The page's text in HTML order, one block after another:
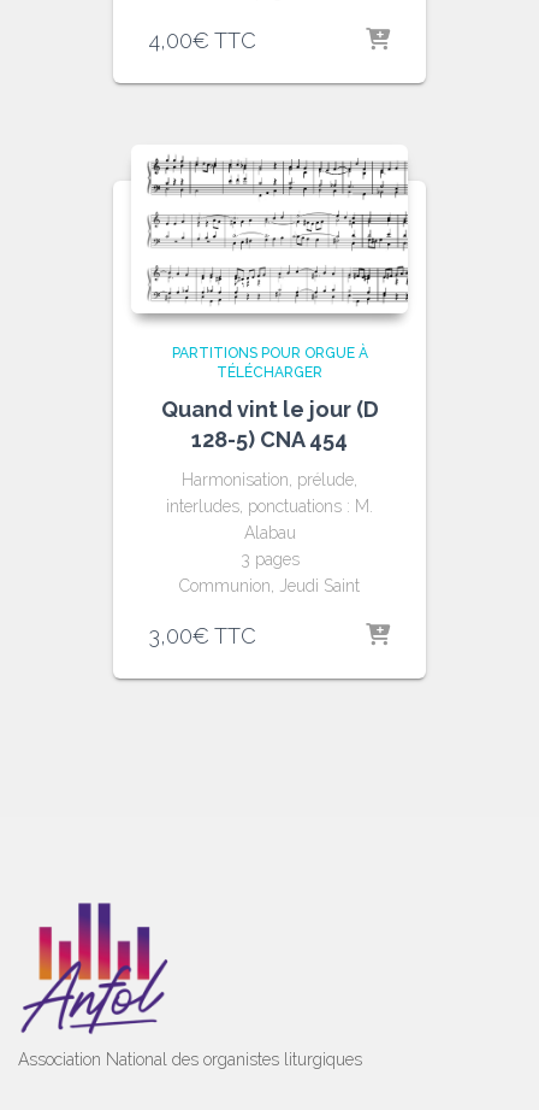
4,00€ TTC
PARTITIONS POUR ORGUE À
TÉLÉCHARGER
Quand vint le jour (D
128-5) CNA 454
Harmonisation, prélude,
interludes, ponctuations : M.
Alabau
3 pages
Communion, Jeudi Saint
3,00€ TTC
Association National des organistes liturgiques